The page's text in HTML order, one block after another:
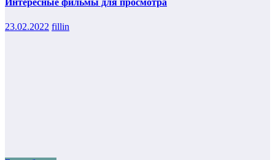
Интересные фильмы для просмотра
23.02.2022 fillin